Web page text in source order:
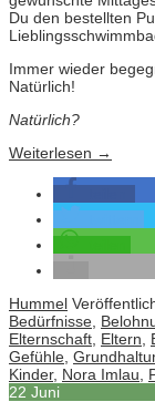
Du den bestellten
Immer wieder
Natürlich!
Natürlich?
Weiterlesen →
Hummel
Bedürfnisse
Elternschaft Eltern
Gefühle
Kinder, Nora Imlau
22 Juni